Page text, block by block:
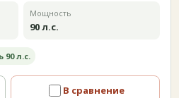
Мощность
90 л.с.
л.с.
В сравнение